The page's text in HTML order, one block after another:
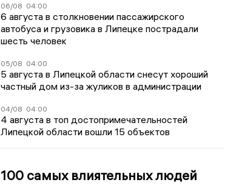
06/08 04:00
6 августа в столкновении пассажирского
автобуса и грузовика в Липецке пострадали
шесть человек
05/08 04:00
5 августа в Липецкой области снесут хороший
частный дом из-за жуликов в администрации
04/08 04:00
4 августа в топ достопримечательностей
Липецкой области вошли 15 объектов
100 самых влиятельных людей